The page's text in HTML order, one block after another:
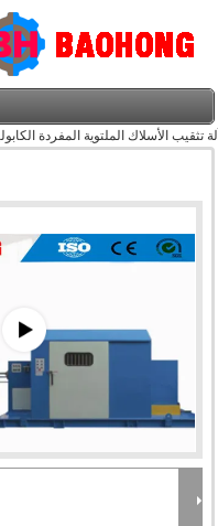
آلة تثقيب الأسلاك الملتوية المفردة